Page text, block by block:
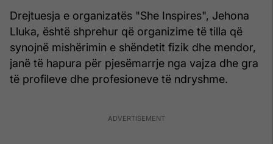
Drejtuesja e organizatës "She Inspires", Jehona
Lluka, është shprehur që organizime të tilla që
synojnë mishërimin e shëndetit fizik dhe mendor,
janë të hapura për pjesëmarrje nga vajza dhe gra
të profileve dhe profesioneve të ndryshme.